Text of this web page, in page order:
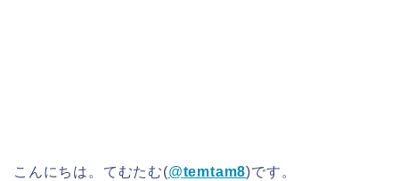
こんにちは。てむたむ(@temtam8)です。